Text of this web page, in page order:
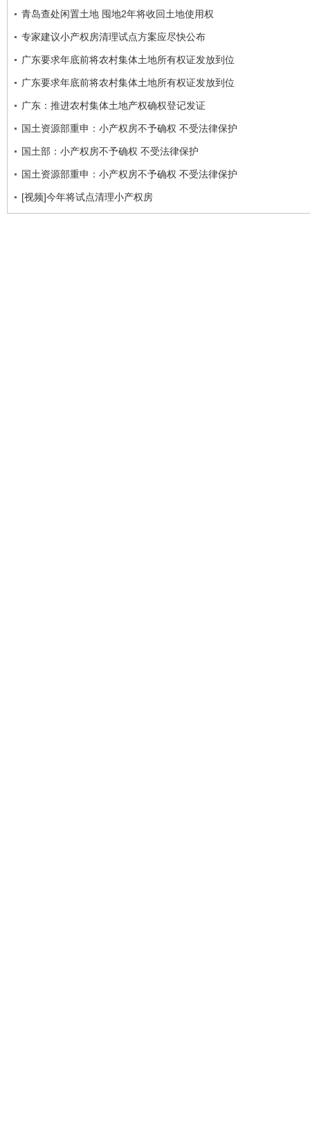
青岛查处闲置土地 囤地2年将收回土地使用权
专家建议小产权房清理试点方案应尽快公布
广东要求年底前将农村集体土地所有权证发放到位
广东要求年底前将农村集体土地所有权证发放到位
广东：推进农村集体土地产权确权登记发证
国土资源部重申：小产权房不予确权 不受法律保护
国土部：小产权房不予确权 不受法律保护
国土资源部重申：小产权房不予确权 不受法律保护
[视频]今年将试点清理小产权房